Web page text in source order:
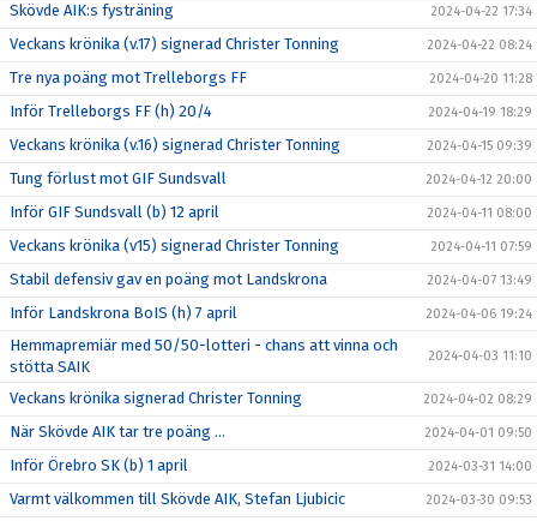
Skövde AIK:s fysträning 2024-04-22 17:34
Veckans krönika (v.17) signerad Christer Tonning 2024-04-22 08:24
Tre nya poäng mot Trelleborgs FF 2024-04-20 11:28
Inför Trelleborgs FF (h) 20/4 2024-04-19 18:29
Veckans krönika (v.16) signerad Christer Tonning 2024-04-15 09:39
Tung förlust mot GIF Sundsvall 2024-04-12 20:00
Inför GIF Sundsvall (b) 12 april 2024-04-11 08:00
Veckans krönika (v15) signerad Christer Tonning 2024-04-11 07:59
Stabil defensiv gav en poäng mot Landskrona 2024-04-07 13:49
Inför Landskrona BoIS (h) 7 april 2024-04-06 19:24
Hemmapremiär med 50/50-lotteri - chans att vinna och
stötta SAIK
2024-04-03 11:10
Veckans krönika signerad Christer Tonning 2024-04-02 08:29
När Skövde AIK tar tre poäng ... 2024-04-01 09:50
Inför Örebro SK (b) 1 april 2024-03-31 14:00
Varmt välkommen till Skövde AIK, Stefan Ljubicic 2024-03-30 09:53